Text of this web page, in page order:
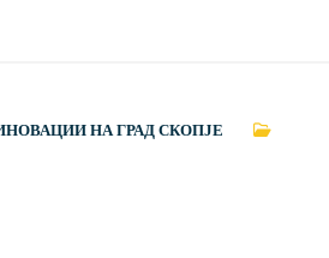
НА ГРАД СКОПЈЕ